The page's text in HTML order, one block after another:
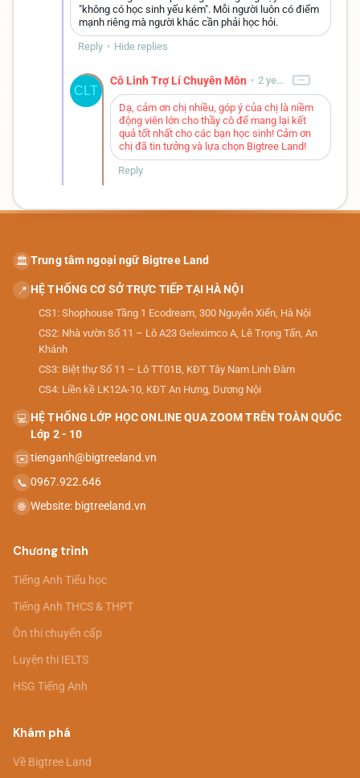
"không có học sinh yếu kém". Mỗi người luôn có điểm
mạnh riêng mà người khác cần phải học hỏi.
Reply • Hide replies
CLT
Cô Linh Trợ Lí Chuyên Môn • 2 years ago −
Dạ, cảm ơn chị nhiều, góp ý của chị là niềm
động viên lớn cho thầy cô để mang lại kết
quả tốt nhất cho các bạn học sinh! Cảm ơn
chị đã tin tưởng và lựa chọn Bigtree Land!
Reply
🏛️ Trung tâm ngoại ngữ Bigtree Land
📍 HỆ THỐNG CƠ SỞ TRỰC TIẾP TẠI HÀ NỘI
CS1: Shophouse Tầng 1 Ecodream, 300 Nguyễn Xiển, Hà Nội
CS2: Nhà vườn Số 11 – Lô A23 Geleximco A, Lê Trọng Tấn, An
Khánh
CS3: Biệt thự Số 11 – Lô TT01B, KĐT Tây Nam Linh Đàm
CS4: Liền kề LK12A-10, KĐT An Hưng, Dương Nội
💻 HỆ THỐNG LỚP HỌC ONLINE QUA ZOOM TRÊN TOÀN QUỐC
Lớp 2 - 10
✉️ tienganh@bigtreeland.vn
📞 0967.922.646
🌐 Website: bigtreeland.vn
Chương trình
Tiếng Anh Tiểu học
Tiếng Anh THCS & THPT
Ôn thi chuyển cấp
Luyện thi IELTS
HSG Tiếng Anh
Khám phá
Về Bigtree Land